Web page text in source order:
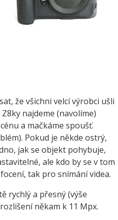
že všichni velcí výrobci ušli
najdeme (navolíme)
a mačkáme spoušť.
Pokud je někde ostrý,
jak se objekt pohybuje,
ale kdo by se v tom
tak pro snímání videa.
rychlý a přesný (výše
někam k 11 Mpx.